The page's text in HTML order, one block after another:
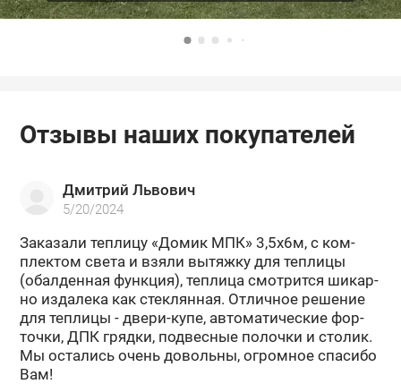
Отзывы наших покупателей
Дмитрий Львович
5/20/2024
За­ка­за­ли теп­ли­цу «Домик МПК» 3,5х6м, с ком­
плек­том света и взяли вы­тяж­ку для теп­ли­цы
(обал­ден­ная функ­ция), теп­ли­ца смот­рит­ся ши­кар­
но из­да­ле­ка как стек­лян­ная. От­лич­ное ре­ше­ние
для теп­ли­цы - двери-​купе, ав­то­ма­ти­че­ские фор­
точ­ки, ДПК гряд­ки, под­вес­ные по­лоч­ки и сто­лик.
Мы оста­лись очень до­воль­ны, огром­ное спа­си­бо
Вам!